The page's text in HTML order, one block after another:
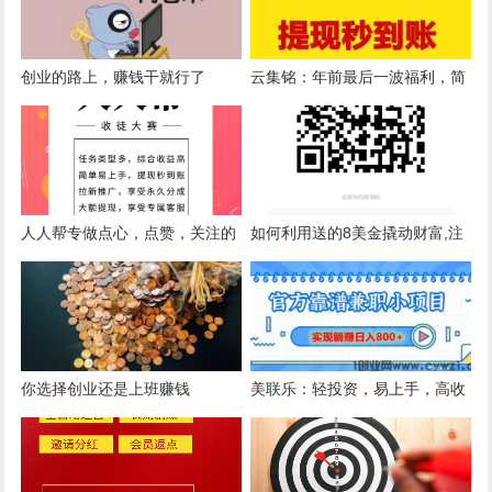
创业的路上，赚钱干就行了
云集铭：年前最后一波福利，简
单好做，收益高，赶紧上车。
人人帮专做点心，点赞，关注的
简单任务，提现秒到账，（一天
可提现多次）
如何利用送的8美金撬动财富,注
册即送8美金体验卡！用不下车
模式！
你选择创业还是上班赚钱
美联乐：轻投资，易上手，高收
益，稳定长久项目。